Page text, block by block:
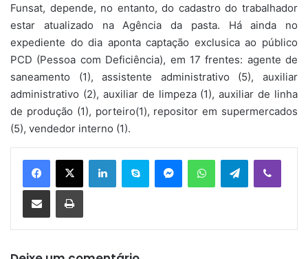
Funsat, depende, no entanto, do cadastro do trabalhador
estar atualizado na Agência da pasta. Há ainda no
expediente do dia aponta captação exclusica ao público
PCD (Pessoa com Deficiência), em 17 frentes: agente de
saneamento (1), assistente administrativo (5), auxiliar
administrativo (2), auxiliar de limpeza (1), auxiliar de linha
de produção (1), porteiro(1), repositor em supermercados
(5), vendedor interno (1).
Telegram